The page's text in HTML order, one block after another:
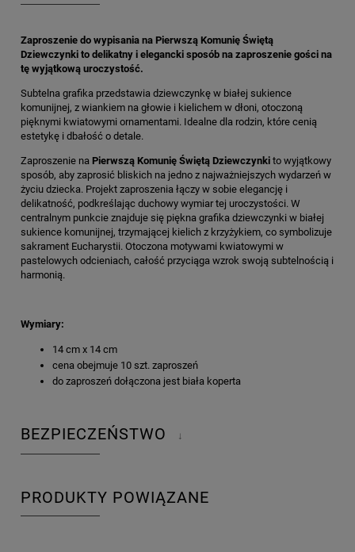
Zaproszenie do wypisania na Pierwszą Komunię Świętą
Dziewczynki to delikatny i elegancki sposób na zaproszenie gości na
tę wyjątkową uroczystość.
Subtelna grafika przedstawia dziewczynkę w białej sukience
komunijnej, z wiankiem na głowie i kielichem w dłoni, otoczoną
pięknymi kwiatowymi ornamentami. Idealne dla rodzin, które cenią
estetykę i dbałość o detale.
Zaproszenie na Pierwszą Komunię Świętą Dziewczynki to wyjątkowy
sposób, aby zaprosić bliskich na jedno z najważniejszych wydarzeń w
życiu dziecka. Projekt zaproszenia łączy w sobie elegancję i
delikatność, podkreślając duchowy wymiar tej uroczystości. W
centralnym punkcie znajduje się piękna grafika dziewczynki w białej
sukience komunijnej, trzymającej kielich z krzyżykiem, co symbolizuje
sakrament Eucharystii. Otoczona motywami kwiatowymi w
pastelowych odcieniach, całość przyciąga wzrok swoją subtelnością i
harmonią.
Wymiary:
14 cm x 14 cm
cena obejmuje 10 szt. zaproszeń
do zaproszeń dołączona jest biała koperta
BEZPIECZEŃSTWO ↓
PRODUKTY POWIĄZANE